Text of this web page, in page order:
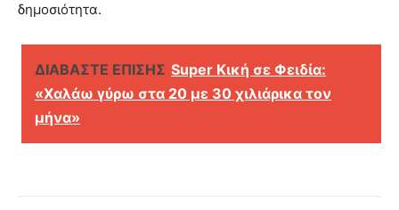
δημοσιότητα.
ΔΙΑΒΑΣΤΕ ΕΠΙΣΗΣ Super Κική σε Φειδία:
«Χαλάω γύρω στα 20 με 30 χιλιάρικα τον
μήνα»